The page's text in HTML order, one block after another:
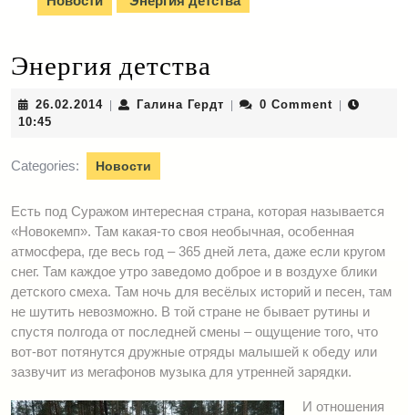
Энергия детства
26.02.201426.02.2014Галина Гердт Галина0 Comment
10:45
Categories: Новости
Есть под Суражом интересная страна, которая называется
«Новокемп». Там какая-то своя необычная, особенная
атмосфера, где весь год – 365 дней лета, даже если кругом
снег. Там каждое утро заведомо доброе и в воздухе блики
детского смеха. Там ночь для весёлых историй и песен, там
не шутить невозможно. В той стране не бывает рутины и
спустя полгода от последней смены – ощущение того, что
вот-вот потянутся дружные отряды малышей к обеду или
зазвучит из мегафонов музыка для утренней зарядки.
И отношения